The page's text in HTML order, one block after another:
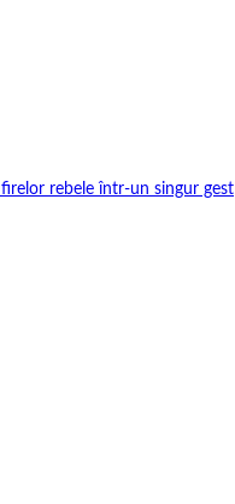
rebele într-un singur gest